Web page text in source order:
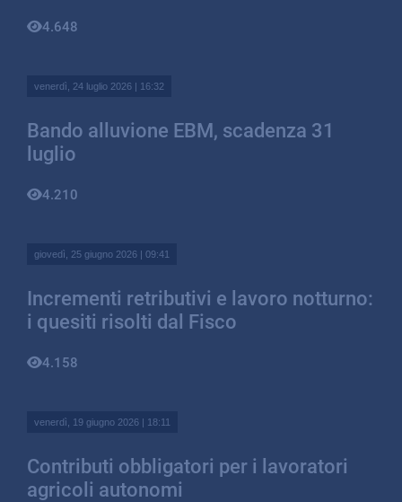
4.648
venerdì, 24 luglio 2026 | 16:32
Bando alluvione EBM, scadenza 31
luglio
4.210
giovedì, 25 giugno 2026 | 09:41
Incrementi retributivi e lavoro notturno:
i quesiti risolti dal Fisco
4.158
venerdì, 19 giugno 2026 | 18:11
Contributi obbligatori per i lavoratori
agricoli autonomi